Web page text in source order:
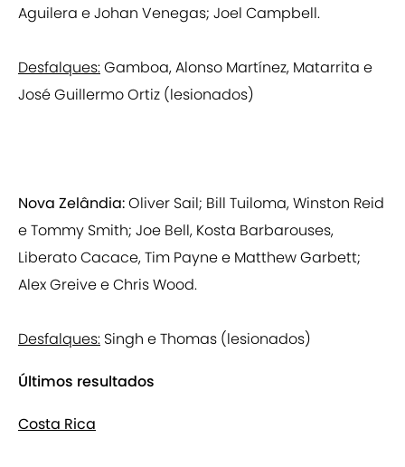
Aguilera e Johan Venegas; Joel Campbell.
Desfalques:Gamboa, Alonso Martínez, Matarrita e
José Guillermo Ortiz (lesionados)
Nova Zelândia:Oliver Sail; Bill Tuiloma, Winston Reid
e Tommy Smith; Joe Bell, Kosta Barbarouses,
Liberato Cacace, Tim Payne e Matthew Garbett;
Alex Greive e Chris Wood.
Desfalques: Singh e Thomas (lesionados)
Últimos resultados
Costa Rica